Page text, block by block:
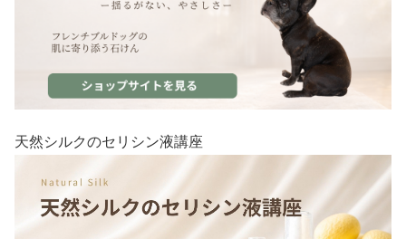
天然シルクのセリシン液講座